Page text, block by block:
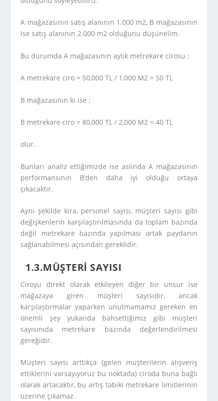
A mağazasının satış alanının 1.000 m2, B mağazasının
ise satış alanının 2.000 m2 olduğunu düşünelim.
Bu durumda A mağazasının aylık metrekare cirosu :
A metrekare ciro = 50,000 TL / 1,000 M2 = 50 TL
B mağazasının ki ise ;
B metrekare ciro = 80,000 TL / 2,000 M2 = 40 TL
olur.
Bunları analiz ettiğimizde ise aslında A mağazasının
performansının B’den daha iyi olduğu ortaya
çıkacaktır.
Aynı şekilde kira, personel sayısı, müşteri sayısı gibi
değişkenlerin karşılaştırılmasında da toplam bazında
değil metrekare bazında yapılması ortak paydanın
sağlanabilmesi açısından gereklidir.
1.3.MÜŞTERİ SAYISI
Ciroyu direkt olarak etkileyen diğer bir unsur ise
mağazaya giren müşteri sayısıdır, ancak
karşılaştırmalar yaparken unutmamamız gereken en
önemli şey yukarıda bahsettiğimiz gibi müşteri
sayısınıda metrekare bazında değerlendirilmesi
gereğidir.
Müşteri sayısı arttıkça (gelen müşterilerin alışveriş
ettiklerini varsayıyoruz bu noktada) ciroda buna bağlı
olarak artacaktır, bu artış tabiki metrekare limitlerinin
üzerine çıkamaz.